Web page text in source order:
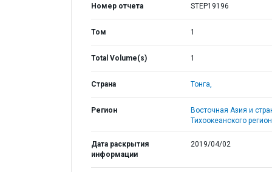
Номер отчета STEP19196
Том 1
Total Volume(s) 1
Страна Тонга,
Регион
Восточная Азия и
Тихоокеанского
Дата раскрытия
информации
2019/04/02